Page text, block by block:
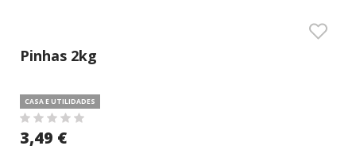
Pinhas 2kg
CASA E UTILIDADES
3,49 €